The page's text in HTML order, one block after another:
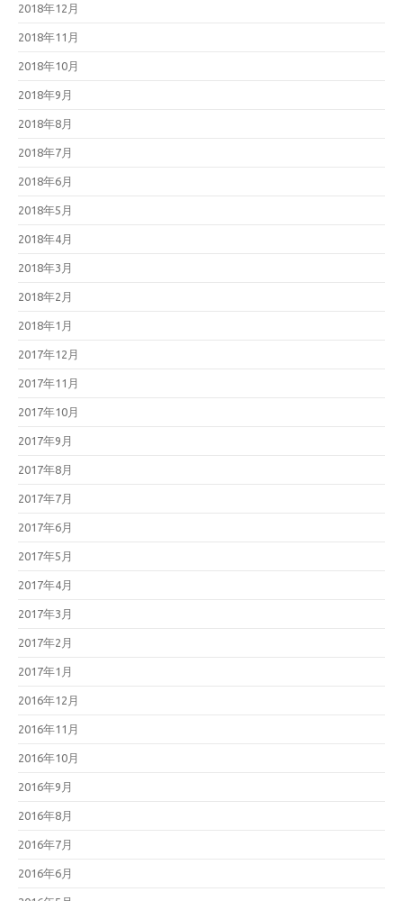
2018年12月
2018年11月
2018年10月
2018年9月
2018年8月
2018年7月
2018年6月
2018年5月
2018年4月
2018年3月
2018年2月
2018年1月
2017年12月
2017年11月
2017年10月
2017年9月
2017年8月
2017年7月
2017年6月
2017年5月
2017年4月
2017年3月
2017年2月
2017年1月
2016年12月
2016年11月
2016年10月
2016年9月
2016年8月
2016年7月
2016年6月